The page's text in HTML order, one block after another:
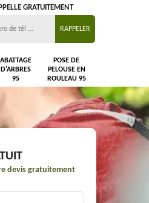
GRATUITEMENT
ABATTAGE
D'ARBRES
95
POSE DE
PELOUSE EN
ROULEAU 95
devis gratuitement